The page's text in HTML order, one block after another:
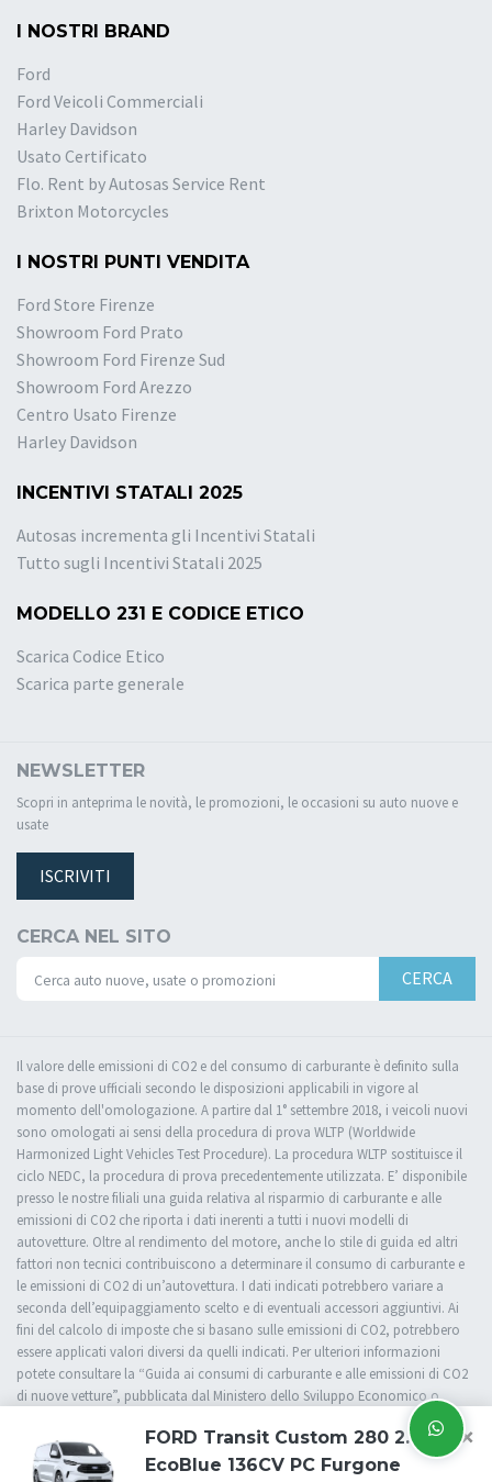
×
FORD Transit Custom 280 2.0
EcoBlue 136CV PC Furgone
I NOSTRI BRAND
Ford
Ford Veicoli Commerciali
Harley Davidson
Usato Certificato
Flo. Rent by Autosas Service Rent
Brixton Motorcycles
I NOSTRI PUNTI VENDITA
Ford Store Firenze
Showroom Ford Prato
Showroom Ford Firenze Sud
Showroom Ford Arezzo
Centro Usato Firenze
Harley Davidson
INCENTIVI STATALI 2025
Autosas incrementa gli Incentivi Statali
Tutto sugli Incentivi Statali 2025
MODELLO 231 E CODICE ETICO
Scarica Codice Etico
Scarica parte generale
NEWSLETTER
Scopri in anteprima le novità, le promozioni, le occasioni su auto nuove e
usate
ISCRIVITI
CERCA NEL SITO
CERCA
Il valore delle emissioni di CO2 e del consumo di carburante è definito sulla
base di prove ufficiali secondo le disposizioni applicabili in vigore al
momento dell'omologazione. A partire dal 1° settembre 2018, i veicoli nuovi
sono omologati ai sensi della procedura di prova WLTP (Worldwide
Harmonized Light Vehicles Test Procedure). La procedura WLTP sostituisce il
ciclo NEDC, la procedura di prova precedentemente utilizzata. E’ disponibile
presso le nostre filiali una guida relativa al risparmio di carburante e alle
emissioni di CO2 che riporta i dati inerenti a tutti i nuovi modelli di
autovetture. Oltre al rendimento del motore, anche lo stile di guida ed altri
fattori non tecnici contribuiscono a determinare il consumo di carburante e
le emissioni di CO2 di un’autovettura. I dati indicati potrebbero variare a
seconda dell’equipaggiamento scelto e di eventuali accessori aggiuntivi. Ai
fini del calcolo di imposte che si basano sulle emissioni di CO2, potrebbero
essere applicati valori diversi da quelli indicati. Per ulteriori informazioni
potete consultare la “Guida ai consumi di carburante e alle emissioni di CO2
di nuove vetture”, pubblicata dal Ministero dello Sviluppo Economico o